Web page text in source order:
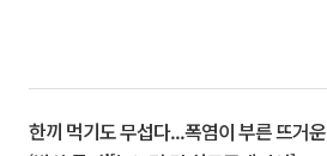
한끼 먹기도 무섭다...폭염이 부른 뜨거운